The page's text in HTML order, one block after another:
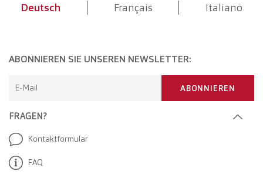
Deutsch Français Italiano
FRAGEN?
Kontaktformular
FAQ
ABONNIEREN SIE UNSEREN NEWSLETTER:
E-Mail ABONNIEREN